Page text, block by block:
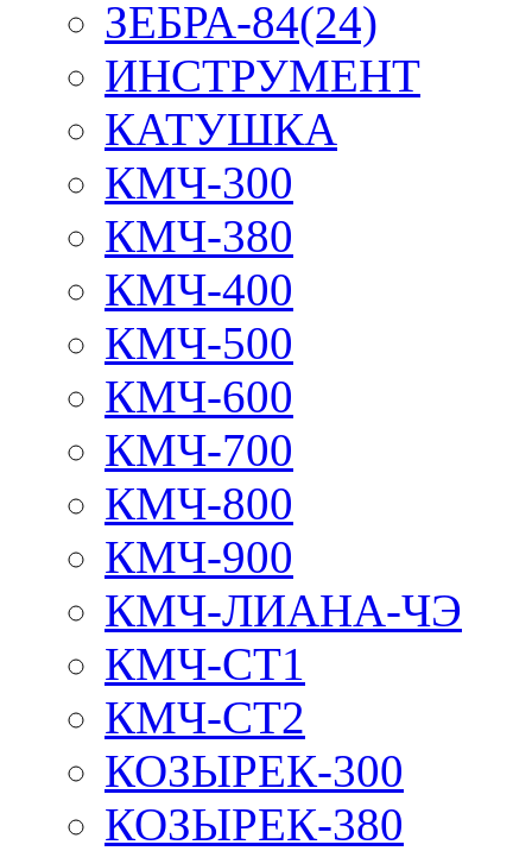
ЗЕБРА-84(24)
ИНСТРУМЕНТ
КАТУШКА
КМЧ-300
КМЧ-380
КМЧ-400
КМЧ-500
КМЧ-600
КМЧ-700
КМЧ-800
КМЧ-900
КМЧ-ЛИАНА-ЧЭ
КМЧ-СТ1
КМЧ-СТ2
КОЗЫРЕК-300
КОЗЫРЕК-380